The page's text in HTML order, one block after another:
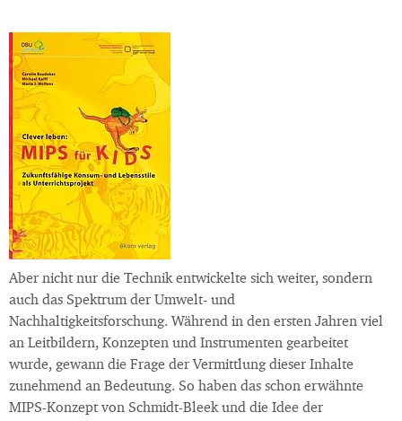
Aber nicht nur die Technik entwickelte sich weiter, sondern
auch das Spektrum der Umwelt- und
Nachhaltigkeitsforschung. Während in den ersten Jahren viel
an Leitbildern, Konzepten und Instrumenten gearbeitet
wurde, gewann die Frage der Vermittlung dieser Inhalte
zunehmend an Bedeutung. So haben das schon erwähnte
MIPS-Konzept von Schmidt-Bleek und die Idee der